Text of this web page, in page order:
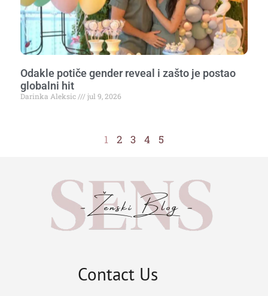
Odakle potiče gender reveal i zašto je postao
globalni hit
Darinka Aleksic jul 9, 2026
1 2 3 4 5
Contact Us